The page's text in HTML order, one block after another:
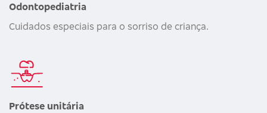
Odontopediatria
Cuidados especiais para o sorriso de criança.
Prótese unitária